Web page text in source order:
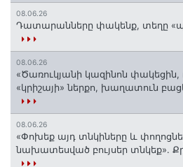
08.06.26
Դատարանները փակենք, տեղը
08.06.26
«Ծառուկյանի կազինոն փակեցին,
«կրիշայի» ներքո, խաղատուն
08.06.26
«Փոխեք այդ տնկիները և
նախատեսված բույսեր տնկեք».